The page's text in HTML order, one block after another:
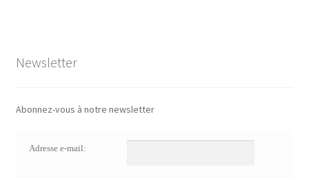
Newsletter
Abonnez-vous à notre newsletter
Adresse e-mail: